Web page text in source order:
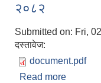
२०८२
Submitted on: Fri,
दस्तावेज:
document.pdf
Read more